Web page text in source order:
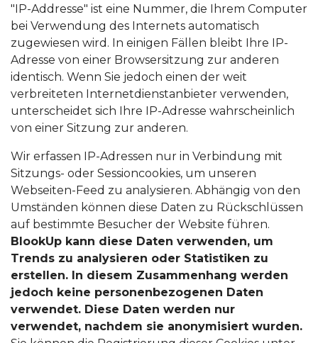
"IP-Addresse" ist eine Nummer, die Ihrem Computer
bei Verwendung des Internets automatisch
zugewiesen wird. In einigen Fällen bleibt Ihre IP-
Adresse von einer Browsersitzung zur anderen
identisch. Wenn Sie jedoch einen der weit
verbreiteten Internetdienstanbieter verwenden,
unterscheidet sich Ihre IP-Adresse wahrscheinlich
von einer Sitzung zur anderen.
Wir erfassen IP-Adressen nur in Verbindung mit
Sitzungs- oder Sessioncookies, um unseren
Webseiten-Feed zu analysieren. Abhängig von den
Umständen können diese Daten zu Rückschlüssen
auf bestimmte Besucher der Website führen.
BlookUp kann diese Daten verwenden, um
Trends zu analysieren oder Statistiken zu
erstellen. In diesem Zusammenhang werden
jedoch keine personenbezogenen Daten
verwendet. Diese Daten werden nur
verwendet, nachdem sie anonymisiert wurden.